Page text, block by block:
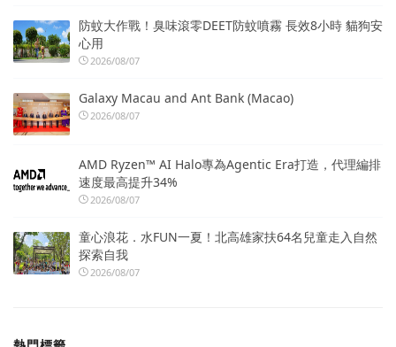
防蚊大作戰！臭味滾零DEET防蚊噴霧 長效8小時 貓狗安
心用
2026/08/07
Galaxy Macau and Ant Bank (Macao)
2026/08/07
AMD Ryzen™ AI Halo專為Agentic Era打造，代理編排
速度最高提升34%
2026/08/07
童心浪花．水FUN一夏！北高雄家扶64名兒童走入自然
探索自我
2026/08/07